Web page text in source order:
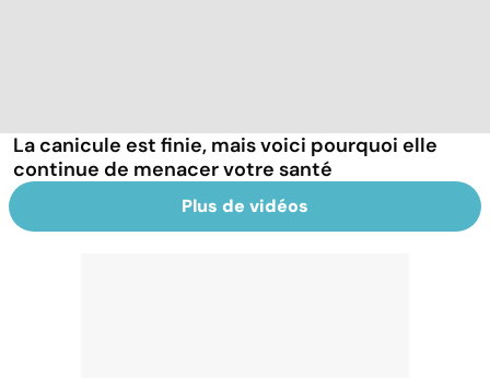
La canicule est finie, mais voici pourquoi elle
continue de menacer votre santé
Plus de vidéos